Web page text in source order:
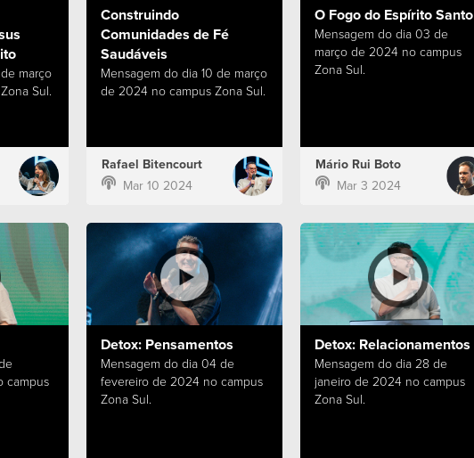
março
Sul.
Construindo
Comunidades de Fé
Saudáveis
Mensagem do dia 10 de março
de 2024 no campus Zona Sul.
Rafael Bitencourt
Mar 10 2024
O Fogo do Espírito Santo
Mensagem do dia 03 de
março de 2024 no campus
Zona Sul.
Mário Rui Boto
Mar 3 2024
campus
Detox: Pensamentos
Mensagem do dia 04 de
fevereiro de 2024 no campus
Zona Sul.
Detox: Relacionamentos
Mensagem do dia 28 de
janeiro de 2024 no campus
Zona Sul.